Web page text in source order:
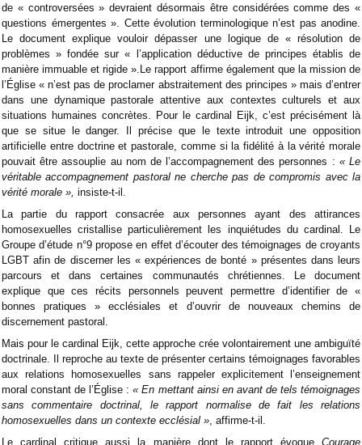
de « controversées » devraient désormais être considérées comme des «
questions émergentes ». Cette évolution terminologique n’est pas anodine.
Le document explique vouloir dépasser une logique de « résolution de
problèmes » fondée sur « l’application déductive de principes établis de
manière immuable et rigide ».Le rapport affirme également que la mission de
l’Église « n’est pas de proclamer abstraitement des principes » mais d’entrer
dans une dynamique pastorale attentive aux contextes culturels et aux
situations humaines concrètes. Pour le cardinal Eijk, c’est précisément là
que se situe le danger. Il précise que le texte introduit une opposition
artificielle entre doctrine et pastorale, comme si la fidélité à la vérité morale
pouvait être assouplie au nom de l’accompagnement des personnes : « Le
véritable accompagnement pastoral ne cherche pas de compromis avec la
vérité morale », insiste-t-il.
La partie du rapport consacrée aux personnes ayant des attirances
homosexuelles cristallise particulièrement les inquiétudes du cardinal. Le
Groupe d’étude n°9 propose en effet d’écouter des témoignages de croyants
LGBT afin de discerner les « expériences de bonté » présentes dans leurs
parcours et dans certaines communautés chrétiennes. Le document
explique que ces récits personnels peuvent permettre d’identifier de «
bonnes pratiques » ecclésiales et d’ouvrir de nouveaux chemins de
discernement pastoral.
Mais pour le cardinal Eijk, cette approche crée volontairement une ambiguïté
doctrinale. Il reproche au texte de présenter certains témoignages favorables
aux relations homosexuelles sans rappeler explicitement l’enseignement
moral constant de l’Église :« En mettant ainsi en avant de tels témoignages
sans commentaire doctrinal, le rapport normalise de fait les relations
homosexuelles dans un contexte ecclésial », affirme-t-il.
Le cardinal critique aussi la manière dont le rapport évoque Courage